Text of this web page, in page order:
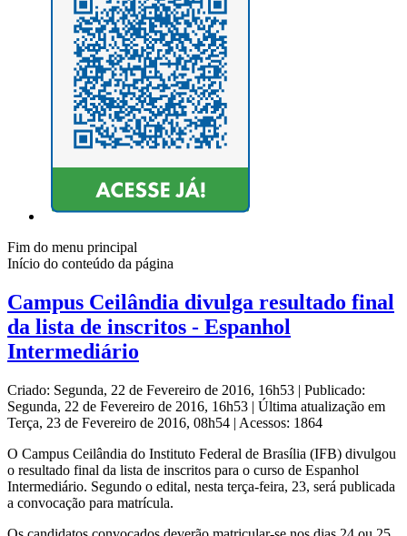
Fim do menu principal
Início do conteúdo da página
Campus Ceilândia divulga resultado final
da lista de inscritos - Espanhol
Intermediário
Criado: Segunda, 22 de Fevereiro de 2016, 16h53 | Publicado:
Segunda, 22 de Fevereiro de 2016, 16h53 | Última atualização em
Terça, 23 de Fevereiro de 2016, 08h54 | Acessos: 1864
O Campus Ceilândia do Instituto Federal de Brasília (IFB) divulgou
o resultado final da lista de inscritos para o curso de Espanhol
Intermediário. Segundo o edital, nesta terça-feira, 23, será publicada
a convocação para matrícula.